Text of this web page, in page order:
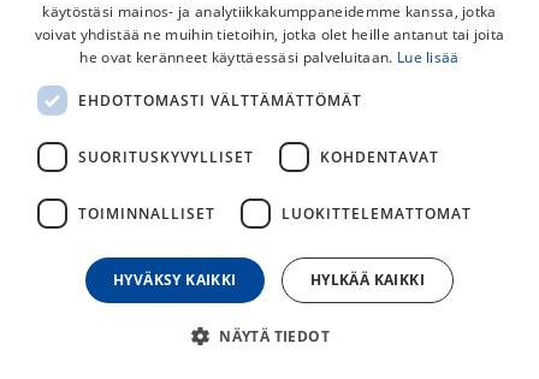
SIS Beta Fuel Chew Bar
SIS Beta Fuel Chew Bar patukka on makea marmeladimainen
4,50
päivän alin hinta
käytöstäsi mainos- ja analytiikkakumppaneidemme kanssa, jotka
voivat yhdistää ne muihin tietoihin, jotka olet heille antanut tai joita
he ovat keränneet käyttäessäsi palveluitaan. Lue lisää
EHDOTTOMASTI VÄLTTÄMÄTTÖMÄT
SUORITUSKYVYLLISET KOHDENTAVAT
TOIMINNALLISET LUOKITTELEMATTOMAT
HYVÄKSY KAIKKI HYLKÄÄ KAIKKI
NÄYTÄ TIEDOT